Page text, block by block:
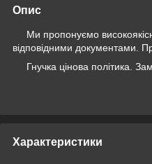
Опис
Ми пропонуємо
відповідними документами.
Гнучка цінова політика.
Характеристики